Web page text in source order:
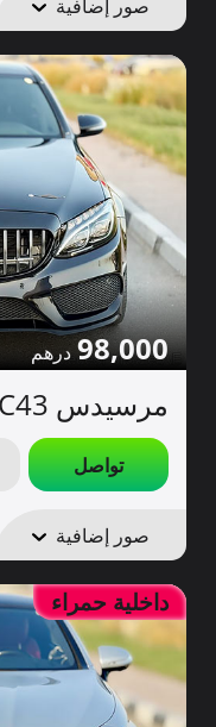
صور إضافية
98,000
مرسيدس C43 للبيع
تواصل
صور إضافية
داخلية حمراء